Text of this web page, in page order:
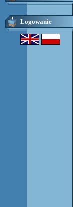
Logowanie